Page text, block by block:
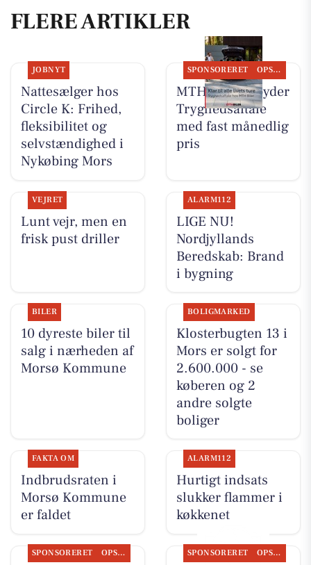
FLERE ARTIKLER
JOBNYT
Nattesælger hos
Circle K: Frihed,
fleksibilitet og
selvstændighed i
Nykøbing Mors
SPONSORERET OPSLAGSTAVLEN
MTH Biler tilbyder
Tryghedsaftale
med fast månedlig
pris
VEJRET
Lunt vejr, men en
frisk pust driller
ALARM112
LIGE NU!
Nordjyllands
Beredskab: Brand
i bygning
BILER
10 dyreste biler til
salg i nærheden af
Morsø Kommune
BOLIGMARKED
Klosterbugten 13 i
Mors er solgt for
2.600.000 - se
køberen og 2
andre solgte
boliger
FAKTA OM
Indbrudsraten i
Morsø Kommune
er faldet
ALARM112
Hurtigt indsats
slukker flammer i
køkkenet
SPONSORERET OPSLAGSTAVLEN SPONSORERET OPSLAGSTAVLEN